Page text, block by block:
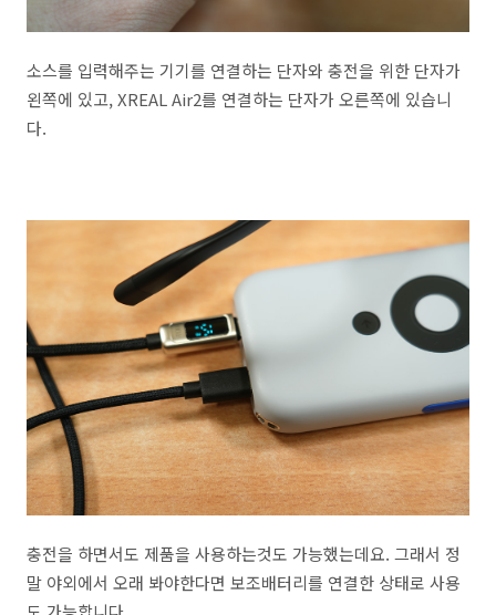
소스를 입력해주는 기기를 연결하는 단자와 충전을 위한 단자가
왼쪽에 있고, XREAL Air2를 연결하는 단자가 오른쪽에 있습니
다.
충전을 하면서도 제품을 사용하는것도 가능했는데요. 그래서 정
말 야외에서 오래 봐야한다면 보조배터리를 연결한 상태로 사용